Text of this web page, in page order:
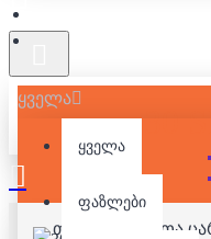
ყველა
ყველა
ფაზლები
თქვენი კალათა